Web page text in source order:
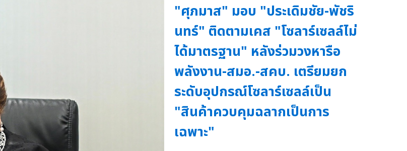
"ศุภมาส" มอบ "ประเดิมชัย-พัชริ
นทร์" ติดตามเคส "โซลาร์เซลล์ไม่
ได้มาตรฐาน" หลังร่วมวงหารือ
พลังงาน-สมอ.-สคบ. เตรียมยก
ระดับอุปกรณ์โซลาร์เซลล์เป็น
"สินค้าควบคุมฉลากเป็นการ
เฉพาะ"